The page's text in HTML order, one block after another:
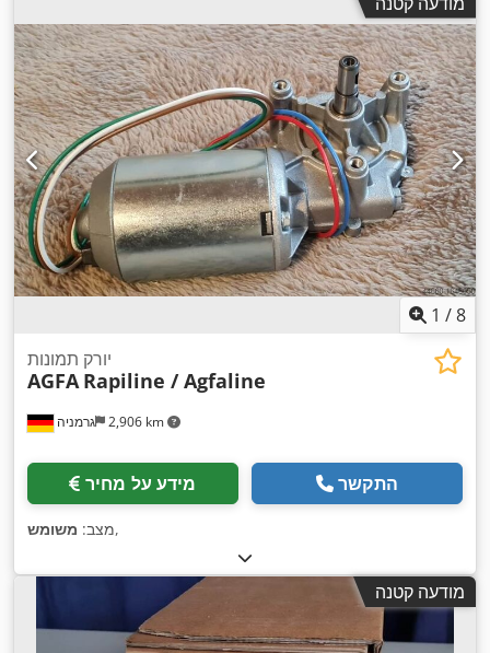
1 /8
גרמניה 2,906 km
יורק תמונות
AGFA Rapiline / Agfaline
מידע על מחיר התקשר
מצב: משומש ,
מודעה קטנה